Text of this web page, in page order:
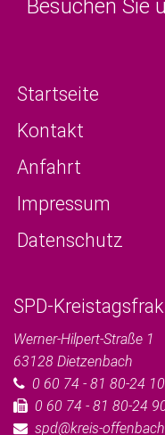
Besuchen Sie
Startseite
Kontakt
Anfahrt
Impressum
Datenschutz
SPD-
Werner-Hilpert-Straße 1
63128 Dietzenbach
0 60 74 - 81 80-24 10
0 60 74 - 81 80-24
spd@kreis-